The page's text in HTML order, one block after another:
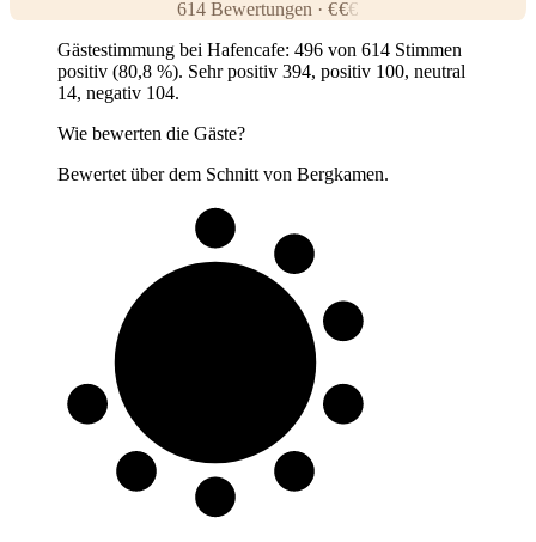
614 Bewertungen ·€€€
Gästestimmung bei Hafencafe: 496 von 614 Stimmen
positiv (80,8 %). Sehr positiv 394, positiv 100, neutral
14, negativ 104.
Wie bewerten die Gäste?
Bewertet über dem Schnitt von Bergkamen.